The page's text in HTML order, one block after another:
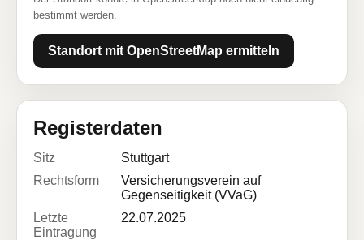
bestimmt werden.
Standort mit OpenStreetMap ermitteln
Registerdaten
Sitz
Stuttgart
Rechtsform
Versicherungsverein auf
Gegenseitigkeit (VVaG)
Letzte
Eintragung
22.07.2025